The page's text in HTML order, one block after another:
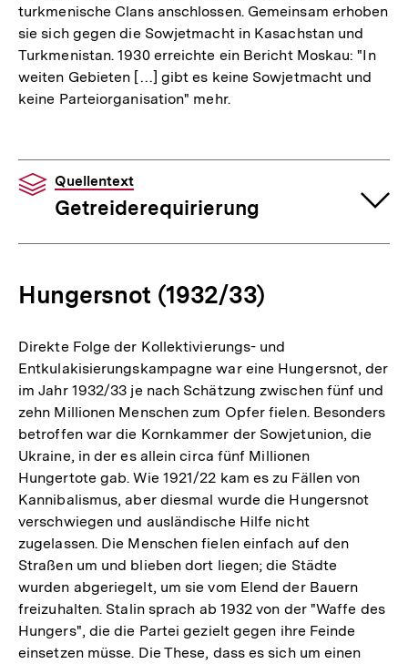
turkmenische Clans anschlossen. Gemeinsam erhoben
sie sich gegen die Sowjetmacht in Kasachstan und
Turkmenistan. 1930 erreichte ein Bericht Moskau: "In
weiten Gebieten […] gibt es keine Sowjetmacht und
keine Parteiorganisation" mehr.
Quellentext
Getreiderequirierung
Hungersnot (1932/33)
Direkte Folge der Kollektivierungs- und
Entkulakisierungskampagne war eine Hungersnot, der
im Jahr 1932/33 je nach Schätzung zwischen fünf und
zehn Millionen Menschen zum Opfer fielen. Besonders
betroffen war die Kornkammer der Sowjetunion, die
Ukraine, in der es allein circa fünf Millionen
Hungertote gab. Wie 1921/22 kam es zu Fällen von
Kannibalismus, aber diesmal wurde die Hungersnot
verschwiegen und ausländische Hilfe nicht
zugelassen. Die Menschen fielen einfach auf den
Straßen um und blieben dort liegen; die Städte
wurden abgeriegelt, um sie vom Elend der Bauern
freizuhalten. Stalin sprach ab 1932 von der "Waffe des
Hungers", die die Partei gezielt gegen ihre Feinde
einsetzen müsse. Die These, dass es sich um einen